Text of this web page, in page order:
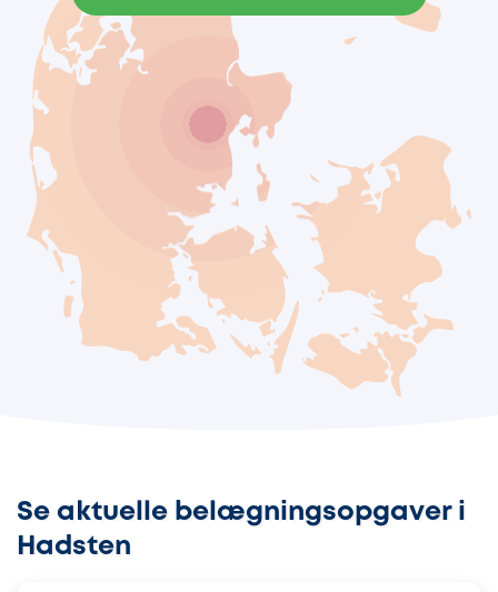
Se aktuelle belægningsopgaver i
Hadsten